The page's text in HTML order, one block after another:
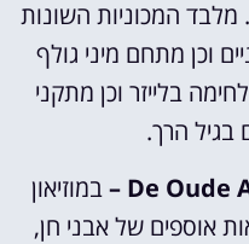
המכוניות השונות
וכן מתחם מיני גולף
בלייזר וכן מתקני
בגיל הרך.
במוזיאון
אוספים של אבני חן,